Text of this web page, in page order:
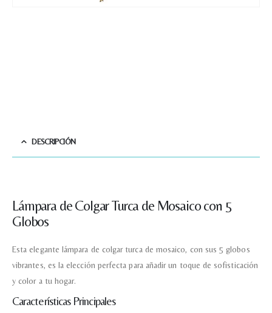
DESCRIPCIÓN
Lámpara de Colgar Turca de Mosaico con 5
Globos
Esta elegante lámpara de colgar turca de mosaico, con sus 5 globos
vibrantes, es la elección perfecta para añadir un toque de sofisticación
y color a tu hogar.
Características Principales